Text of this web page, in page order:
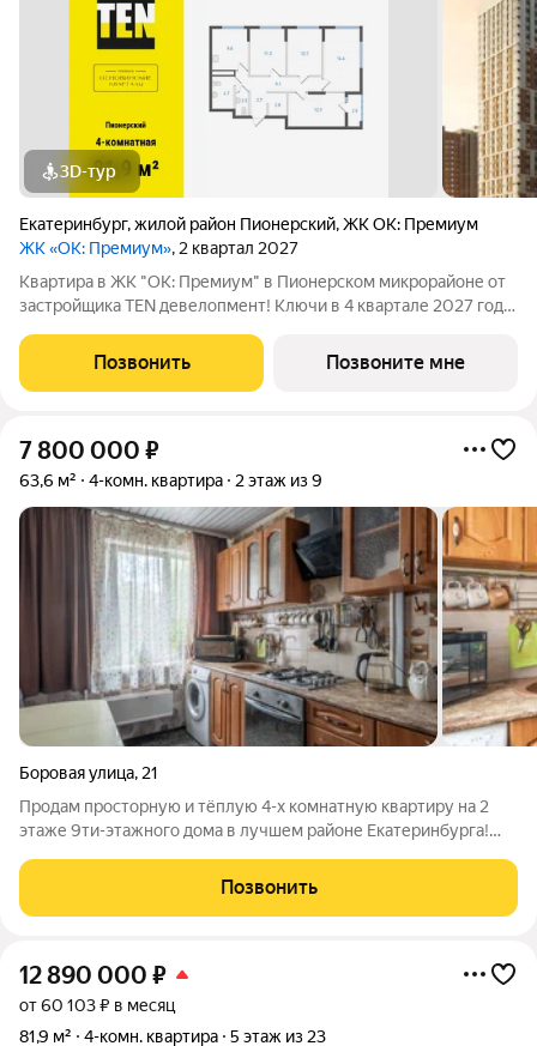
3D-тур
Екатеринбург,жилой район Пионерский,ЖК ОК: Премиум
ЖК «ОК: Премиум», 2 квартал 2027
Квартира в ЖК "ОК: Премиум" в Пионерском микрорайоне от
застройщика TEN девелопмент! Ключи в 4 квартале 2027 года.
локацию Основинского парка, включающего 5 домов высотой
от 14 до 31 этажей.
Позвонить Позвоните мне
7 800 000 ₽
63,6 м² 4-комн. квартира 2 этаж из 9
Боровая улица, 21
Продам просторную и тёплую 4-х комнатную квартиру на 2
этаже 9ти-этажного дома в лучшем районе Екатеринбурга!
заливная стяжка полов: на окнах стеклопакеты, ламинат в
комнатах, керамогранит на
Позвонить
12 890 000 ₽
от 60 103 ₽ в месяц
81,9 м²
4-комн. квартира 5 этаж из 23